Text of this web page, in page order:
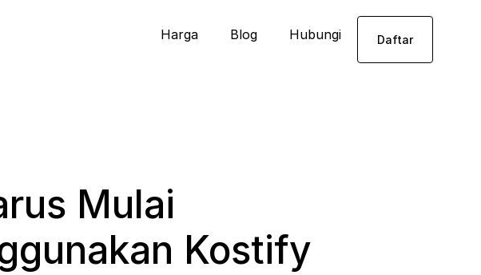
Harga Blog Hubungi Daftar
Mulai
Kostify